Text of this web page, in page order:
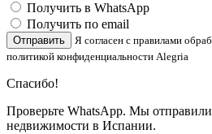
Получить в WhatsApp
Получить по email
Отправить
Я согласен с правилами
политикой конфиденциальности Alegria
Спасибо!
Проверьте WhatsApp. Мы
недвижимости в Испании.